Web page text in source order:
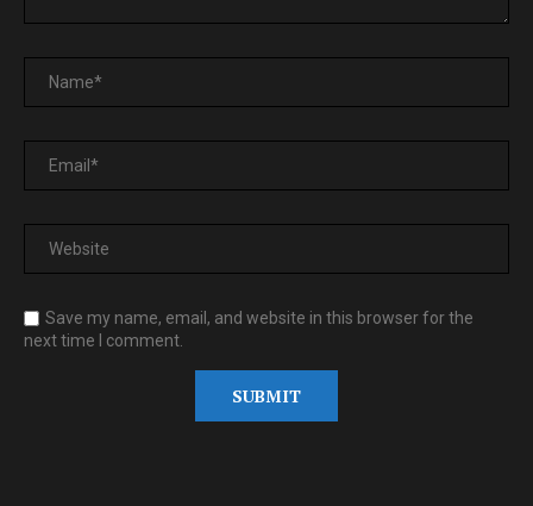
Save my name, email, and website in this browser for the
next time I comment.